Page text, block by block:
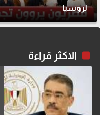
لروسيا
الاكثر قراءة